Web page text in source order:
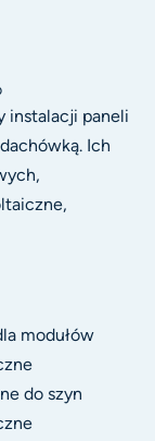
instalacji paneli
Ich
modułów
do szyn